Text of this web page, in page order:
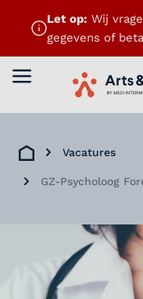
Let op: Wij
gegevens of
Menu openen
Home
Home
Vacatures
GZ-Psycholoog